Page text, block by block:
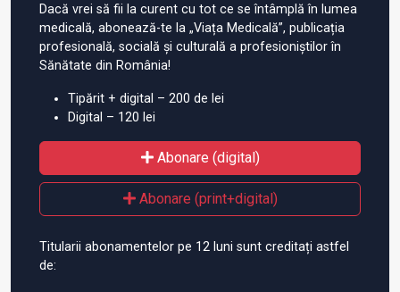
Dacă vrei să fii la curent cu tot ce se întâmplă în lumea
medicală, abonează-te la „Viața Medicală”, publicația
profesională, socială și culturală a profesioniștilor în
Sănătate din România!
Tipărit + digital – 200 de lei
Digital – 120 lei
Abonare (digital)
Abonare (print+digital)
Titularii abonamentelor pe 12 luni sunt creditați astfel
de: